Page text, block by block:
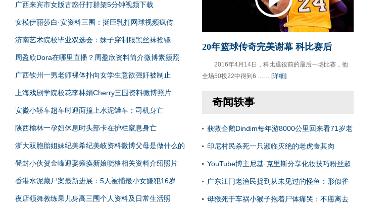
广西来宾市女版古惑仔打群架5分钟视频下载
女模伊丽莎白·安资料三围：挺巨乳打网球视频疯传
济南艺术院校毕业双选会：妹子穿制服黑丝袜抢镜
周盈欣Dora在哪里直播？周盈欣资料简介微博素颜照
广西钦州一男老师裸体扑向女学生意欲强奸被制止
上海戏剧学院校花李林娟Cherry三围资料微博照片
安徽小轿车超车时迎面撞上水泥罐车：司机身亡
陕西榆林一孕妇休息时头部卡在护栏窒息身亡
浙大双胞胎姐妹纪美希纪美岐资料微博父母是做什么的
登封小伙贺金峰迎娶瘫痪新娘晓格相关资料介绍照片
香港水泥藏尸案最新进展：5人被捕最小女嫌犯16岁
夜店领舞教练果儿身高三围个人资料及日常生活照
20年篮球传奇完美谢幕 科比赛后
2016年4月14日，科比退役前的最后一场比赛，他
全场50投22中得到6 …… [详细]
奇闻轶事
获救企鹅Dindim每年游8000公里回来看71岁老
人
印尼村民杀死一只濒临灭绝的老虎食其肉
【图】
YouTube博主尼基·克里斯分享化妆技巧粉丝超
200万
广东江门老渔民捉到从未见过的怪鱼：形似雀
鳝
母猴死于车祸小猴子抱着尸体痛哭：不愿离去